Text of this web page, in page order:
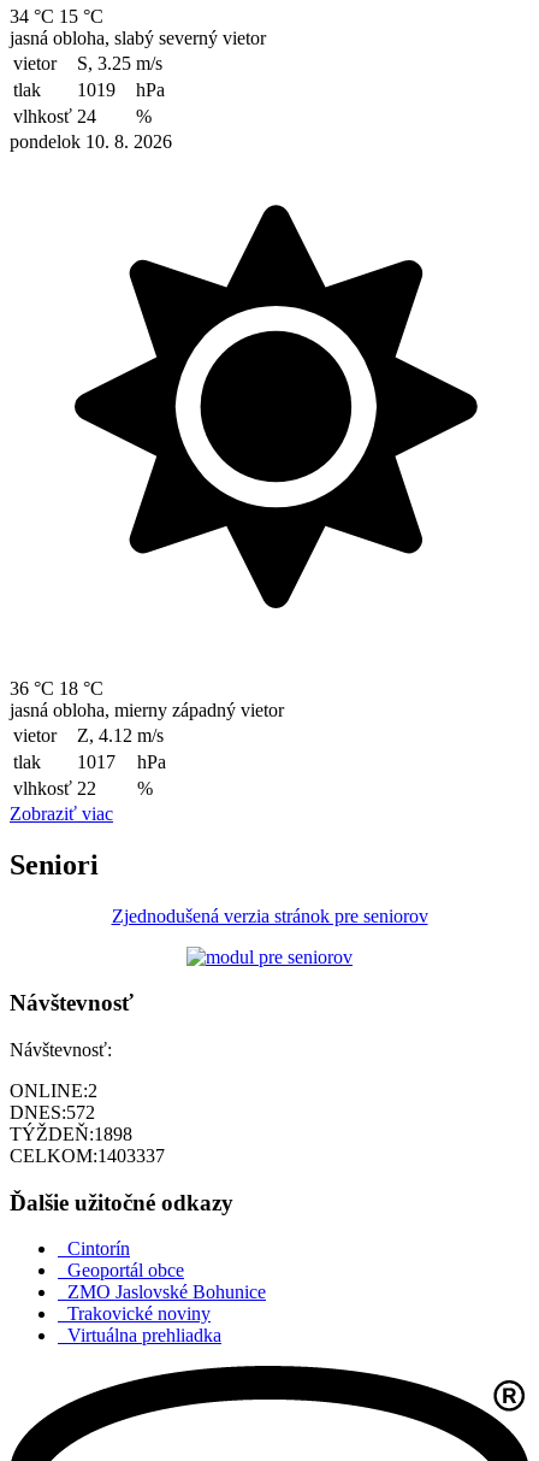
34 °C 15 °C
jasná obloha, slabý severný vietor
vietor
S, 3.25 m/s
tlak
1019
hPa
vlhkosť 24
%
pondelok 10. 8. 2026
36 °C 18 °C
jasná obloha, mierny západný vietor
vietor
Z, 4.12 m/s
tlak
1017
hPa
vlhkosť 22
%
Zobraziť viac
Seniori
Zjednodušená verzia stránok pre seniorov
Návštevnosť
Návštevnosť:
ONLINE:2
DNES:572
TÝŽDEŇ:1898
CELKOM:1403337
Ďalšie užitočné odkazy
Cintorín
Geoportál obce
ZMO Jaslovské Bohunice
Trakovické noviny
Virtuálna prehliadka